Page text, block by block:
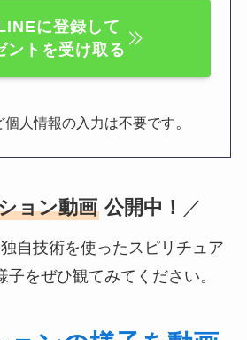
に登録して
ントを受け取る
人情報の入力は不要です。
ョン動画公開中！ ／
自技術を使ったスピリチュア
子をぜひ観てみてください。